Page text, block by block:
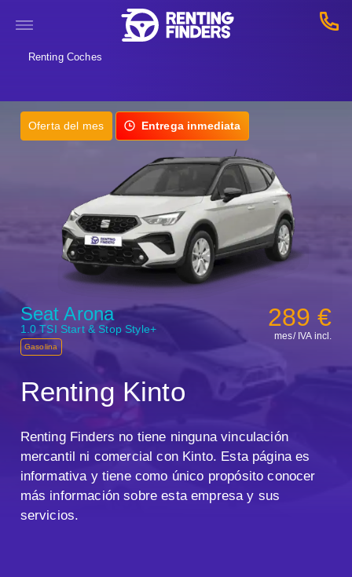
Renting Coches
Oferta del mes Entrega inmediata
Seat Arona
1.0 TSI Start & Stop Style+
Gasolina
289 €
mes/ IVA incl.
Renting Kinto
Renting Finders no tiene ninguna vinculación
mercantil ni comercial con Kinto. Esta página es
informativa y tiene como único propósito conocer
más información sobre esta empresa y sus
servicios.